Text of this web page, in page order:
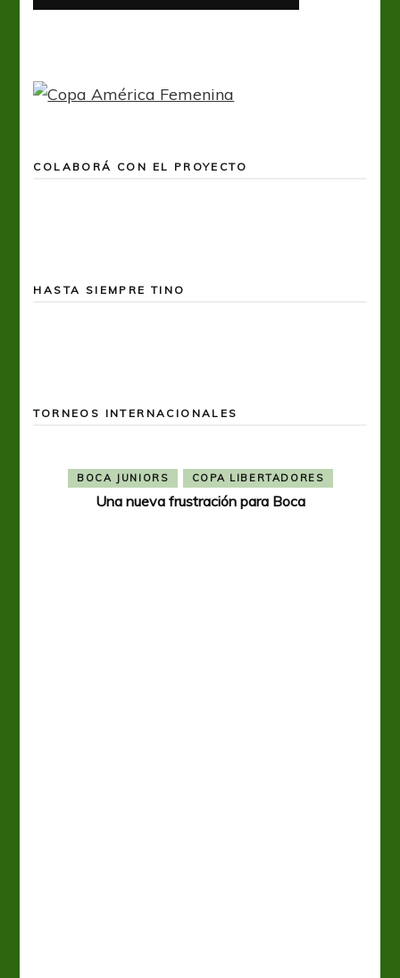
COLABORÁ CON EL PROYECTO
HASTA SIEMPRE TINO
TORNEOS INTERNACIONALES
BOCA JUNIORS COPA LIBERTADORES
Una nueva frustración para Boca